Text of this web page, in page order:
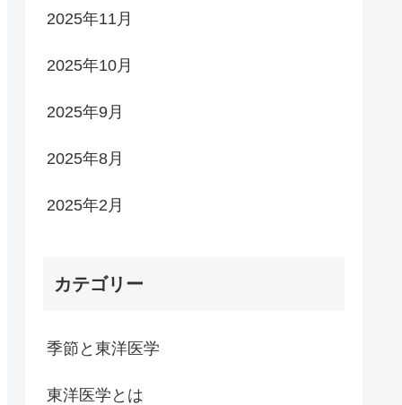
2025年11月
2025年10月
2025年9月
2025年8月
2025年2月
カテゴリー
季節と東洋医学
東洋医学とは